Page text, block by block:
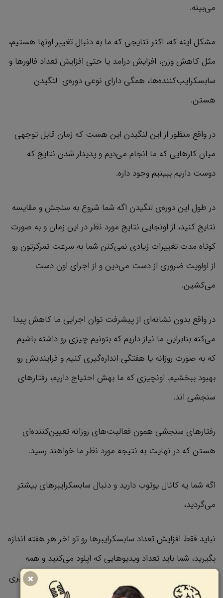
می‌بینه.
مشکل اینه که، اکثر نتایجی که ما به دنبال تغییر اونها هستیم،
مثل کاهش وزن، افزایش درامد یا حتی افزایش تعداد فالورها و
سابسکرایب‌کننده‌ها، همگی دارای نوعی دوره‌ي لنگیدن
هستن.
در واقع منظور از این لنگیدن این هست که زمان قابل توجهی
میان کارهایی که ما انجام می‌دیم و پدیدار شدن نتایج که
دوست داریم ببینیم وجود داره.
در طول این دوره‌ي لنگیدن اگه شما شروع به سنجش و مقایسه
نتایج کنید، از اونجایی نتایج مورد نظر در این زمان و به صورت
کوتاه مدت تغییرات زیادی نمی‌کنن شما به سرعت تمرکزتون رو
از اولویت ضروری از دست می‌دین و از اجرای اون دست
می‌کشین.
در واقع بدون نشانه‌ای از پیشرفت توان اجرایی ما کاهش پیدا
می‌کنه بنابراین ما نیاز داریم که بتونیم چیزی رو داشته باشیم
که به صورت روزانه یا هفتگی انداره‌گیری کنیم و فرایندنش رو
بهبود ببخشیم. اونچیزی که ما بهش احتیاج داریم، رفتار‌های
سنجشی‌ اند.
رفتارهای سنجشی همون فعالیت‌های روزانه تعیین‌کننده‌ای
هستن که در نهایت به نتیجه مورد نظر ما خواهند رسید.
اگه شما یه کانال یوتوب دارید و دنبال سابسکرایبرهای بیشتر
می‌گردید،
نباید فقط افزایش تعداد سابسکرایبرها رو تو اخر هر هفته اندازه
بگیرید، شما باید تعداد ویدیوهایی که اپلود می‌کنید و همه
فعالیت‌های تاثیرگذار دیگه توی کانالتون رو بررسی و اندازه‌گیری